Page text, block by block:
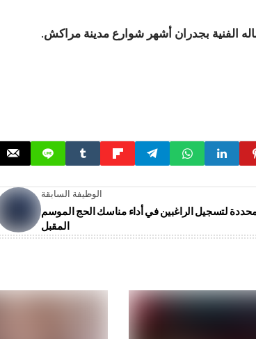
الفنية بجدران أشهر شوارع مدينة مراكش.
الوظيفة السابقة
لتسجيل الراغبين في أداء مناسك الحج الموسم
المقبل